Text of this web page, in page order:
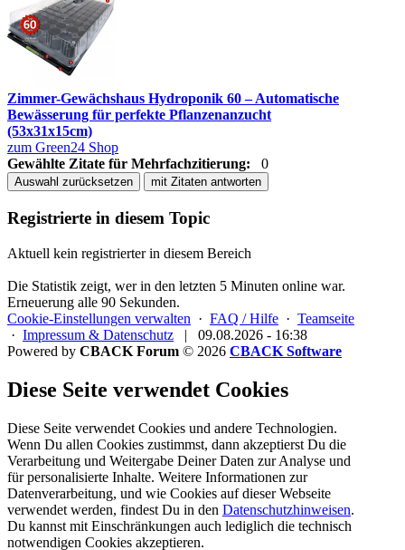
Zimmer-Gewächshaus Hydroponik 60 – Automatische
Bewässerung für perfekte Pflanzenanzucht
(53x31x15cm)
zum Green24 Shop
Gewählte Zitate für Mehrfachzitierung:
0
Auswahl zurücksetzen mit Zitaten antworten
Registrierte in diesem Topic
Aktuell kein registrierter in diesem Bereich
Die Statistik zeigt, wer in den letzten 5 Minuten online war.
Erneuerung alle 90 Sekunden.
Cookie-Einstellungen verwalten · FAQ / Hilfe · Teamseite
· Impressum & Datenschutz |
09.08.2026 - 16:38
Powered by CBACK Forum © 2026 CBACK Software
Diese Seite verwendet Cookies
Diese Seite verwendet Cookies und andere Technologien.
Wenn Du allen Cookies zustimmst, dann akzeptierst Du die
Verarbeitung und Weitergabe Deiner Daten zur Analyse und
für personalisierte Inhalte. Weitere Informationen zur
Datenverarbeitung, und wie Cookies auf dieser Webseite
verwendet werden, findest Du in den Datenschutzhinweisen.
Du kannst mit Einschränkungen auch lediglich die technisch
notwendigen Cookies akzeptieren.